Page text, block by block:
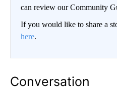
can review our Community
If you would like to share a
here.
Conversation